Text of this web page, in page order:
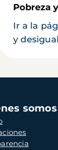
Pobreza
Ir a la
y
somos